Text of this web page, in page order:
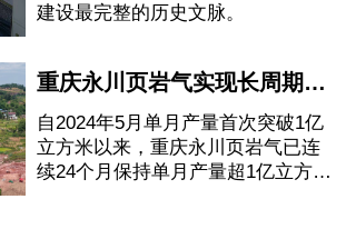
建设最完整的历史文脉。
重庆永川页岩气实现长周期稳产增产
自2024年5月单月产量首次突破1亿
立方米以来，重庆永川页岩气已连
续24个月保持单月产量超1亿立方